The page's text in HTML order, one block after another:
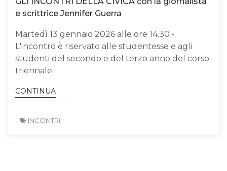
e scrittrice Jennifer Guerra
Martedì 13 gennaio 2026 alle ore 14.30 -
L'incontro è riservato alle studentesse e agli
studenti del secondo e del terzo anno del corso
triennale
CONTINUA
INCONTRI